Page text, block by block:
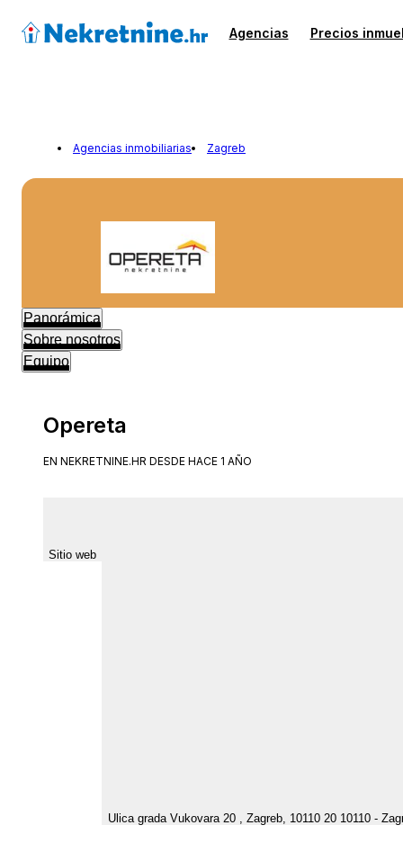
Agencias Precios
Agencias inmobiliarias Zagreb
Panorámica
Sobre nosotros
Equipo
Opereta
EN NEKRETNINE.HR DESDE HACE 1 AÑO
Sitio web
Ulica grada Vukovara 20 , Zagreb, 10110 20 10110 -